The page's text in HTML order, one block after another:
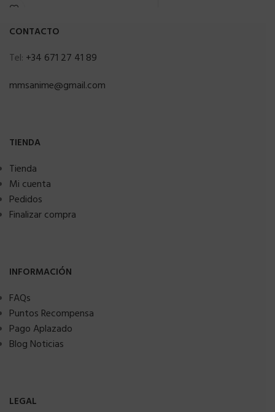
CONTACTO
Tel: +34 671 27 41 89
mmsanime@gmail.com
TIENDA
Tienda
Mi cuenta
Pedidos
Finalizar compra
INFORMACIÓN
FAQs
Puntos Recompensa
Pago Aplazado
Blog Noticias
LEGAL